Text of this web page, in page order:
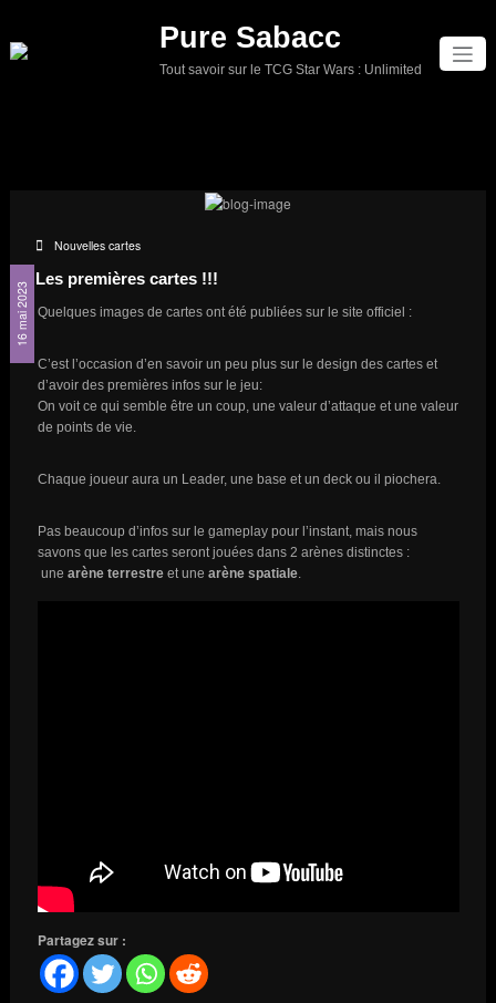
contenu
Pure Sabacc
Tout savoir sur le TCG Star Wars : Unlimited
16 mai 2023
Nouvelles cartes
Les premières cartes !!!
Quelques images de cartes ont été publiées sur le site officiel :
C’est l’occasion d’en savoir un peu plus sur le design des cartes et
d’avoir des premières infos sur le jeu:
On voit ce qui semble être un coup, une valeur d’attaque et une valeur
de points de vie.
Chaque joueur aura un Leader, une base et un deck ou il piochera.
Pas beaucoup d’infos sur le gameplay pour l’instant, mais nous
savons que les cartes seront jouées dans 2 arènes distinctes :
une arène terrestreet une arène spatiale.
Partagez sur :